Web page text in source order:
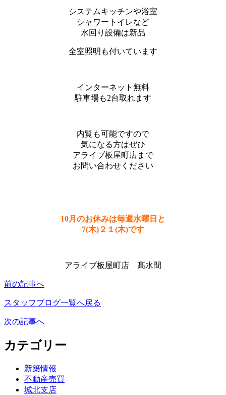
システムキッチンや浴室
シャワートイレなど
水回り設備は新品
全室照明も付いています
インターネット無料
駐車場も2台取れます
内覧も可能ですので
気になる方はぜひ
アライブ板屋町店まで
お問い合わせください
10月のお休みは毎週水曜日と
7(木)２１(木)です
アライブ板屋町店 髙水間
前の記事へ
スタッフブログ一覧へ戻る
次の記事へ
カテゴリー
新築情報
不動産売買
城北支店